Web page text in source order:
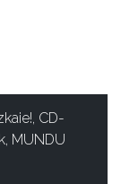
, CD-
, MUNDU